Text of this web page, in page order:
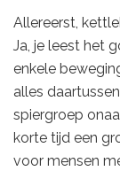
Allereerst,
Ja, je leest het
enkele
alles
spiergroep
korte tijd een
voor mensen